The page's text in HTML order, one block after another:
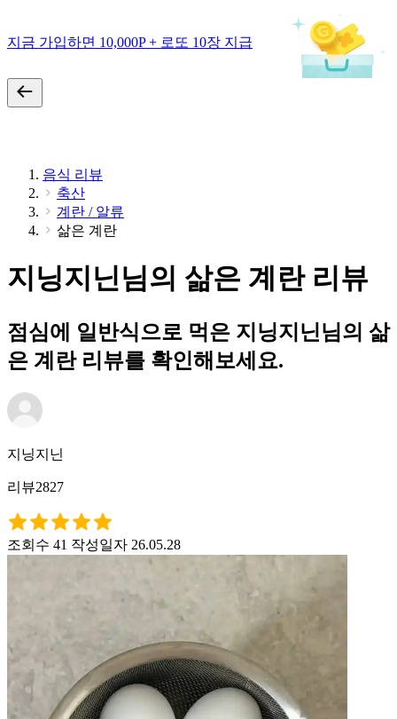
지금 가입하면 10,000P + 로또 10장 지급
음식 리뷰
축산
계란 / 알류
삶은 계란
지닝지닌님의 삶은 계란 리뷰
점심에 일반식으로 먹은 지닝지닌님의 삶
은 계란 리뷰를 확인해보세요.
지닝지닌
리뷰2827
조회수 41 작성일자 26.05.28